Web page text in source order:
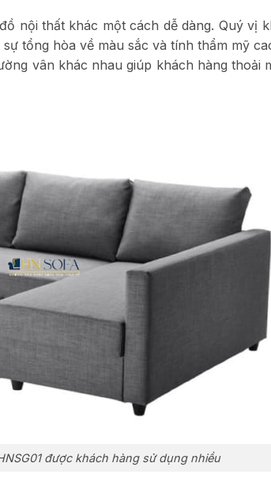
nội thất khác một cách dễ dàng. Quý vị
tổng hòa về màu sắc và tính thẩm mỹ
vân khác nhau giúp khách hàng thoải
được khách hàng sử dụng nhiều